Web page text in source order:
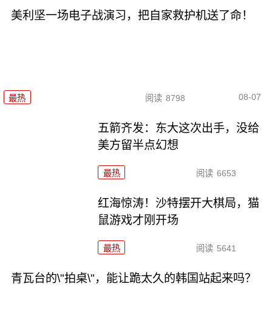
美利坚一场电子战演习，把自家救护机送了命！
最热 阅读 8798 08-07
五箭齐发：东大这次出手，没给
美方留半点幻想
最热 阅读 6653
红海惊涛！沙特摆开大棋局，猫
鼠游戏才刚开场
最热 阅读 5641
青瓦台的\"拍桌\"，能让跪太久的韩国站起来吗？